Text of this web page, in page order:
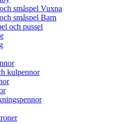
småspel Vuxna
småspel Barn
och pussel
kulpennor